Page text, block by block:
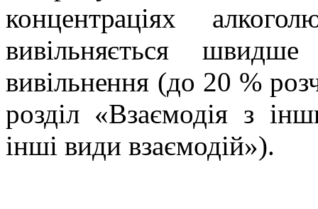
концентраціях
вивільняється
вивільнення (до 20 %
розділ «Взаємодія з
інші види взаємодій»).